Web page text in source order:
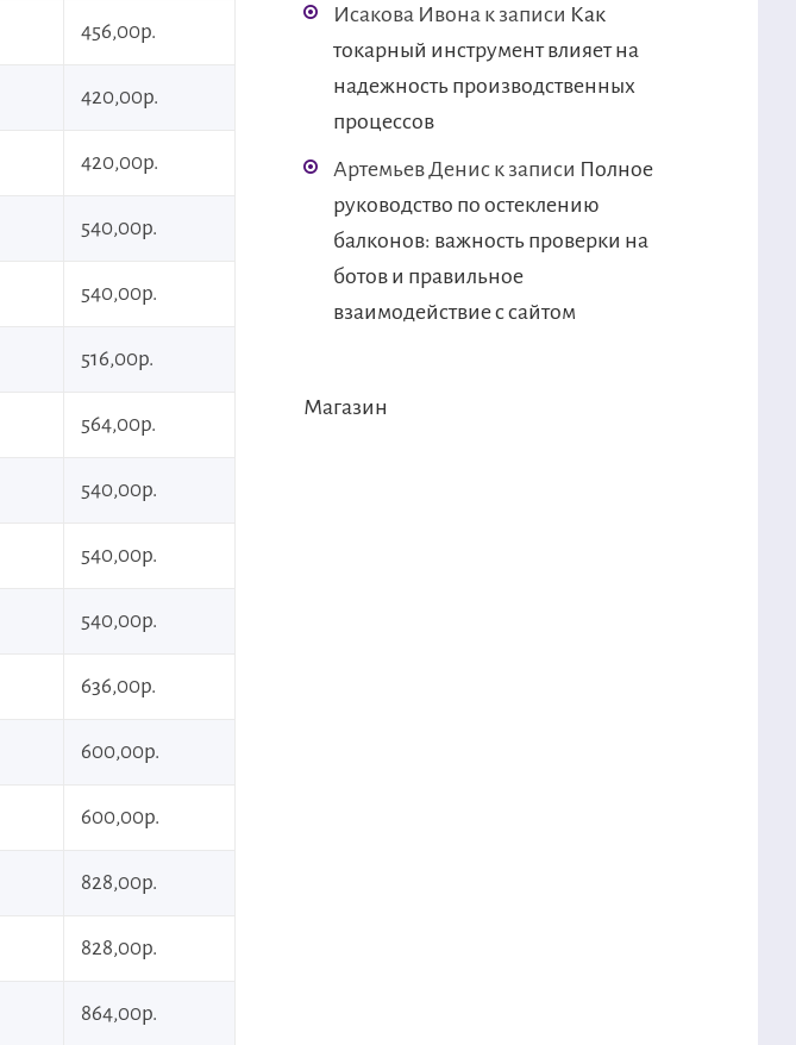
456,00р.
420,00р.
420,00р.
540,00р.
540,00р.
516,00р.
564,00р.
540,00р.
540,00р.
540,00р.
636,00р.
600,00р.
600,00р.
828,00р.
828,00р.
864,00р.
Исакова Ивона к записи Как
токарный инструмент влияет на
надежность производственных
процессов
Артемьев Дениск записи Полное
руководство по остеклению
балконов: важность проверки на
ботов и правильное
взаимодействие с сайтом
Магазин